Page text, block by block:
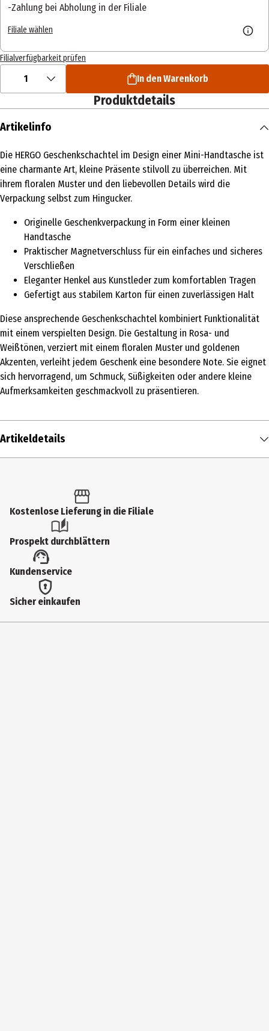
Zahlung bei Abholung in der Filiale
Filiale wählen
Filialverfügbarkeit prüfen
1 In den Warenkorb
Produktdetails
Artikelinfo
Die HERGO Geschenkschachtel im Design einer Mini-Handtasche ist
eine charmante Art, kleine Präsente stilvoll zu überreichen. Mit
ihrem floralen Muster und den liebevollen Details wird die
Verpackung selbst zum Hingucker.
Originelle Geschenkverpackung in Form einer kleinen
Handtasche
Praktischer Magnetverschluss für ein einfaches und sicheres
Verschließen
Eleganter Henkel aus Kunstleder zum komfortablen Tragen
Gefertigt aus stabilem Karton für einen zuverlässigen Halt
Diese ansprechende Geschenkschachtel kombiniert Funktionalität
mit einem verspielten Design. Die Gestaltung in Rosa- und
Weißtönen, verziert mit einem floralen Muster und goldenen
Akzenten, verleiht jedem Geschenk eine besondere Note. Sie eignet
sich hervorragend, um Schmuck, Süßigkeiten oder andere kleine
Aufmerksamkeiten geschmackvoll zu präsentieren.
Artikeldetails
Produkttyp
Geschenkverpackungen
10 cm
Herkunftsland
Kostenlose Lieferung in die Filiale
Prospekt durchblättern
Kundenservice
Sicher einkaufen